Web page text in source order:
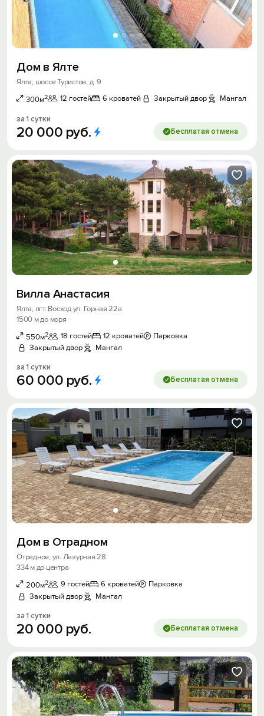
Дом в Ялте
Ялта, шоссе Туристов, д. 9
300м2 12 гостей 6 кроватей Закрытый двор Мангал
за 1 сутки
20 000 руб. Бесплатая отмена
Вилла Анастасия
Ялта, пгт. Восход ул. Горная 22а
1500 м до моря
550м2 18 гостей 12 кроватей
Парковка
Закрытый двор
Мангал
за 1 сутки
60 000 руб. Бесплатая отмена
Дом в Отрадном
Отрадное, ул. Лазурная 28
334 м до центра
200м2 9 гостей 6 кроватей
Парковка
Закрытый двор
Мангал
за 1 сутки
20 000 руб. Бесплатая отмена